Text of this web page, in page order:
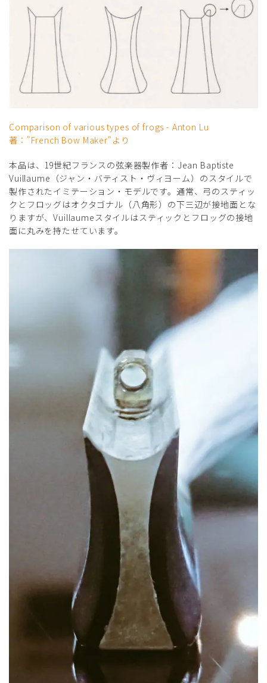
Comparison of various types of frogs - Anton Lu
著："French Bow Maker"より
本品は、19世紀フランスの弦楽器製作者：Jean Baptiste
Vuillaume（ジャン・バティスト・ヴィヨーム）のスタイルで
製作されたイミテーション・モデルです。通常、弓のスティッ
クとフロッグはオクタゴナル（八角形）の下三辺が接地面とな
りますが、Vuillaumeスタイルはスティックとフロッグの接地
面に丸みを持たせています。